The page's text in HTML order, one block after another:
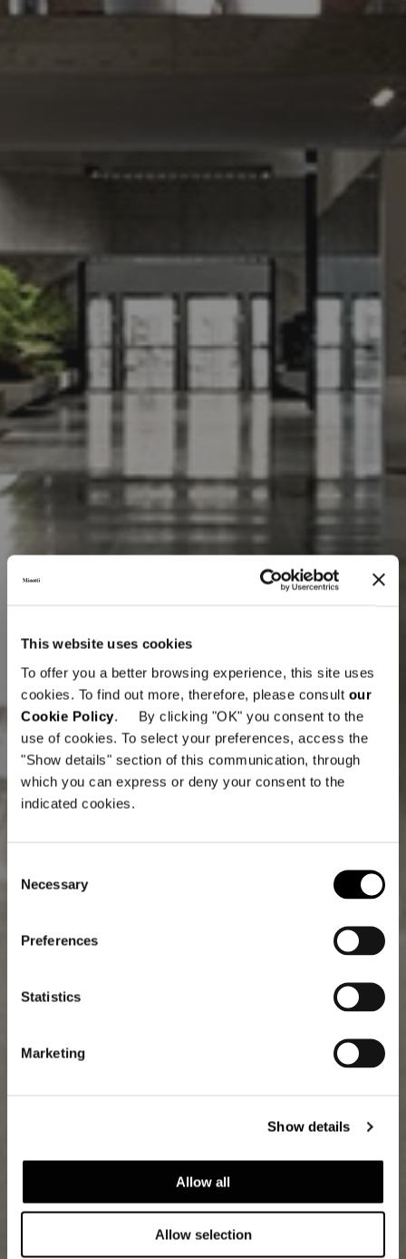
This website uses cookies
To offer you a better browsing experience, this site uses
cookies. To find out more, therefore, please consult our
Cookie Policy. By clicking "OK" you consent to the
use of cookies. To select your preferences, access the
"Show details" section of this communication, through
which you can express or deny your consent to the
indicated cookies.
Selection
Necessary
Preferences
Statistics
Marketing
Show details
Allow all
Allow selection